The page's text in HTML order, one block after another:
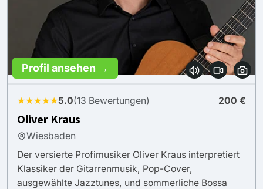
Profil ansehen →
★★★★★5.0(13 Bewertungen) 200 €
Oliver Kraus
Wiesbaden
Der versierte Profimusiker Oliver Kraus interpretiert
Klassiker der Gitarrenmusik, Pop-Cover,
ausgewählte Jazztunes, und sommerliche Bossa